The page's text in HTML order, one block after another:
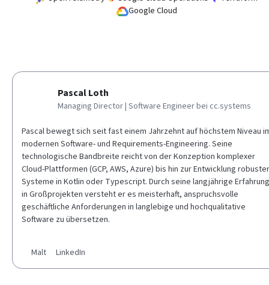
Google Cloud
Pascal Loth
Managing Director | Software Engineerbei cc.systems
Pascal bewegt sich seit fast einem Jahrzehnt auf höchstem Niveau
modernen Software- und Requirements-Engineering. Seine
technologische Bandbreite reicht von der Konzeption komplexer
Cloud-Plattformen (GCP, AWS, Azure) bis hin zur Entwicklung robuster
Systeme in Kotlin oder Typescript. Durch seine langjährige Erfahrung
in Großprojekten versteht er es meisterhaft, anspruchsvolle
geschäftliche Anforderungen in langlebige und hochqualitative
Software zu übersetzen.
Malt LinkedIn